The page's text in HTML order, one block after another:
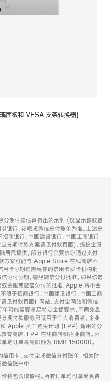
板和 VESA 支架转换器)
分期付款估算得出的示例 (仅显示整数数
银行、花呗或微信分付账单为准。上述分
商银行、中国建设银行、中国工商银行
分期付款方案请见付款页面)、蚂蚁金服
居民提供。部分银行会要求你通过支付
方案可能与 Apple Store 在线商店不
卡分期均需经你的信用卡发卡机构批
分付分期，需经微信分付批准。如果你选
金服或微信分付的批准，Apple 将不会
限于招商银行、中国建设银行、中国工商
见付款页面) 网站、支付宝网站和微信
单可能需要满足特定金额要求，不同免息
期付款服务只适用于个人消费者。企业
Apple 员工购买计划 (EPP) 适用的分
育商店、EPP 在线商店和企业商店。公
单笔订单最高限额为 RMB 150000。
用卡、支付宝或微信分付账单。相关财
信账户中。
格包含增值税。所有订单均可享受免费